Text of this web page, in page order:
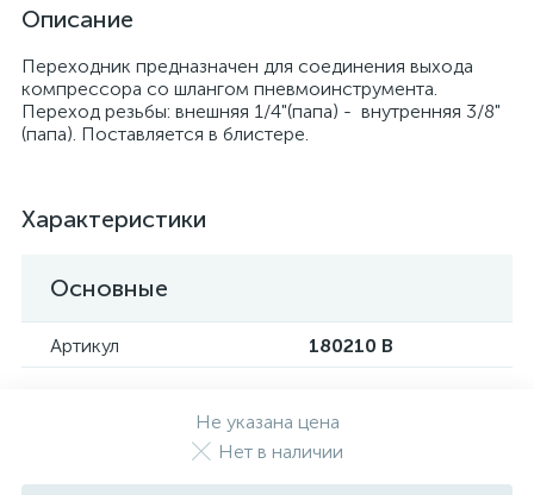
Описание
Переходник предназначен для соединения выхода
компрессора со шлангом пневмоинструмента.
Переход резьбы: внешняя 1/4"(папа) - внутренняя 3/8"
(папа). Поставляется в блистере.
Характеристики
Основные
Артикул 180210 B
Не указана цена
Нет в наличии